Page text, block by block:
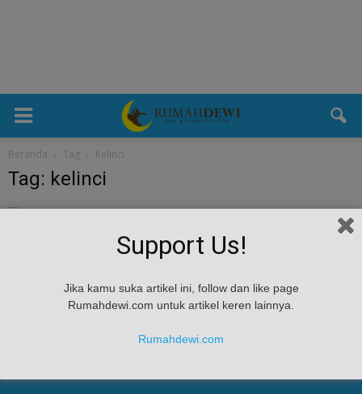
Beranda Tag Kelinci
Tag: kelinci
Ramalan Shio Kelinci Tahun 2023
Ramalan Shio Kelinci Tahun 2023 - Masyarakat Tionghoa tradisional
percaya pada ramalan shio setiap tahun. Kehadiran ramalan shio ini
Support Us!
Jika kamu suka artikel ini, follow dan like page
Rumahdewi.com untuk artikel keren lainnya.
Rumahdewi.com